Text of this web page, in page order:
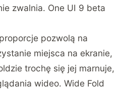
zwalnia. One UI 9 beta
pozwolą na
miejsca na ekranie,
trochę się jej marnuje,
wideo. Wide Fold